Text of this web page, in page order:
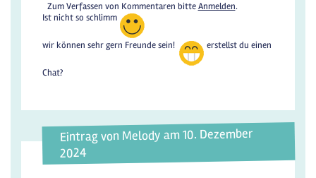
Zum Verfassen von Kommentaren bitteAnmelden.
Ist nicht so schlimm
wir können sehr gern Freunde sein! erstellst du einen
Chat?
Eintrag von Melody am 10. Dezember
2024